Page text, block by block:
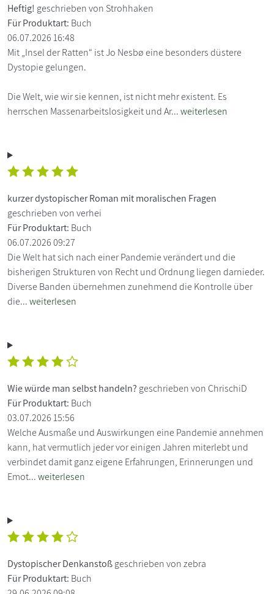
Heftig! geschrieben von Strohhaken
Für Produktart: Buch
06.07.2026 16:48
Mit „Insel der Ratten“ ist Jo Nesbø eine besonders düstere
Dystopie gelungen.
Die Welt, wie wir sie kennen, ist nicht mehr existent. Es
herrschen Massenarbeitslosigkeit und Ar...weiterlesen
kurzer dystopischer Roman mit moralischen Fragen
geschrieben von verhei
Für Produktart: Buch
06.07.2026 09:27
Die Welt hat sich nach einer Pandemie verändert und die
bisherigen Strukturen von Recht und Ordnung liegen darnieder.
Diverse Banden übernehmen zunehmend die Kontrolle über
die...weiterlesen
Wie würde man selbst handeln? geschrieben von ChrischiD
Für Produktart: Buch
03.07.2026 15:56
Welche Ausmaße und Auswirkungen eine Pandemie annehmen
kann, hat vermutlich jeder vor einigen Jahren miterlebt und
verbindet damit ganz eigene Erfahrungen, Erinnerungen und
Emot...weiterlesen
Dystopischer Denkanstoßgeschrieben von zebra
Für Produktart: Buch